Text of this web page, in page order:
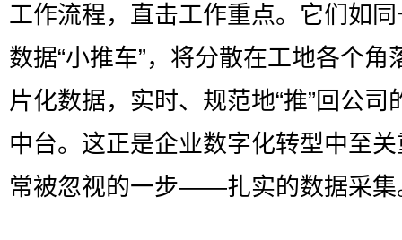
工作流程，直击工作重点。它们如
数据“小推车”，将分散在工地各个角
片化数据，实时、规范地“推”回公司
中台。这正是企业数字化转型中至
常被忽视的一步——扎实的数据采集